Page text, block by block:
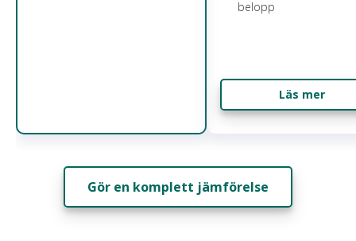
belopp
Läs mer
Gör en komplett jämförelse